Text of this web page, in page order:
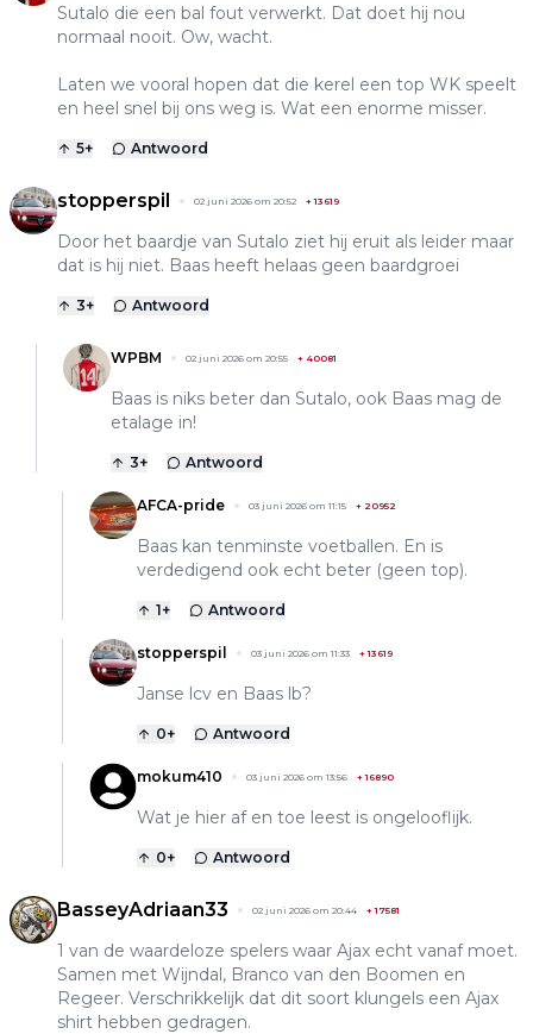
Sutalo die een bal fout verwerkt. Dat doet hij nou
normaal nooit. Ow, wacht.
Laten we vooral hopen dat die kerel een top WK speelt
en heel snel bij ons weg is. Wat een enorme misser.
5+ Antwoord
stopperspil 02 juni 2026 om 20:52 +13619
Door het baardje van Sutalo ziet hij eruit als leider maar
dat is hij niet. Baas heeft helaas geen baardgroei
3+ Antwoord
WPBM 02 juni 2026 om 20:55 + 40081
Baas is niks beter dan Sutalo, ook Baas mag de
etalage in!
3+ Antwoord
AFCA-pride 03 juni 2026 om 11:15 + 20952
Baas kan tenminste voetballen. En is
verdedigend ook echt beter (geen top).
1+ Antwoord
stopperspil 03 juni 2026 om 11:33 +13619
Janse lcv en Baas lb?
0+ Antwoord
mokum410 03 juni 2026 om 13:56 +16890
Wat je hier af en toe leest is ongelooflijk.
0+ Antwoord
BasseyAdriaan33 02 juni 2026 om 20:44 +17581
1 van de waardeloze spelers waar Ajax echt vanaf moet.
Samen met Wijndal, Branco van den Boomen en
Regeer. Verschrikkelijk dat dit soort klungels een Ajax
shirt hebben gedragen.